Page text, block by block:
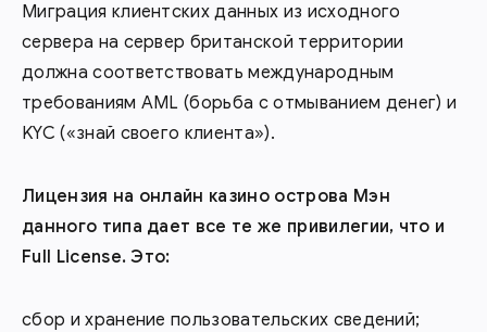
Миграция клиентских данных из исходного
сервера на сервер британской территории
должна соответствовать международным
требованиям AML (борьба с отмыванием денег) и
KYC («знай своего клиента»).
Лицензия на онлайн казино острова Мэн
данного типа дает все те же привилегии, что и
Full License. Это:
сбор и хранение пользовательских сведений;